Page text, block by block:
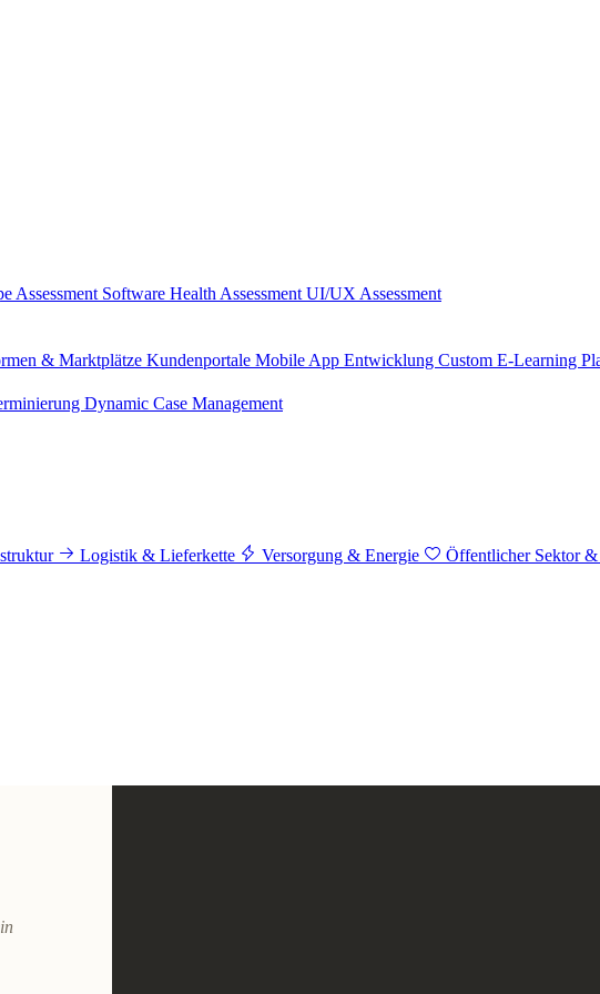
Assessment Software Health Assessment UI/UX Assessment
& Marktplätze Kundenportale Mobile App Entwicklung Custom E-Learning
Dynamic Case Management
Logistik & Lieferkette Versorgung & Energie Öffentlicher Sektor &